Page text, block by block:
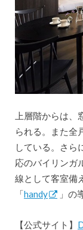
上層階からは
られる。また全
している。さら
応のバイリンガ
線として客室備
「handy 」の
【公式サイト】